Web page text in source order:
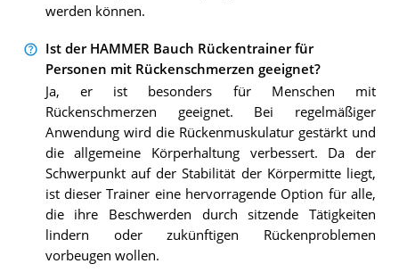
werden können.
Ist der HAMMER Bauch Rückentrainer für
Personen mit Rückenschmerzen geeignet?
Ja, er ist besonders für Menschen mit
Rückenschmerzen geeignet. Bei regelmäßiger
Anwendung wird die Rückenmuskulatur gestärkt und
die allgemeine Körperhaltung verbessert. Da der
Schwerpunkt auf der Stabilität der Körpermitte liegt,
ist dieser Trainer eine hervorragende Option für alle,
die ihre Beschwerden durch sitzende Tätigkeiten
lindern oder zukünftigen Rückenproblemen
vorbeugen wollen.